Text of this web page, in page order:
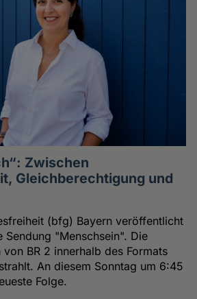
Zwischen
Gleichberechtigung und
(bfg) Bayern veröffentlicht
Sendung "Menschsein". Die
BR 2 innerhalb des Formats
An diesem Sonntag um 6:45
Folge.